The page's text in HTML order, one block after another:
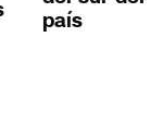
país